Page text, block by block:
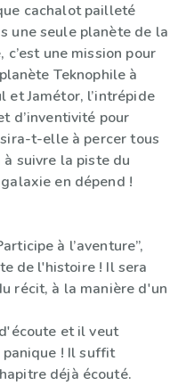
cachalot pailleté
une seule planète de la
une mission pour
Teknophile à
et Jamétor, l’intrépide
d’inventivité pour
t-elle à percer tous
suivre la piste du
en dépend !
à l’aventure”,
de l'histoire ! Il sera
récit, à la manière d'un
et il veut
panique ! Il suffit
déjà écouté.